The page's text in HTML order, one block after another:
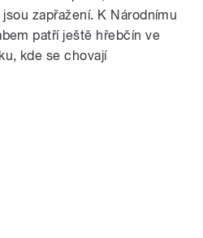
zapřažení. K Národnímu
patří ještě hřebčín ve
kde se chovají